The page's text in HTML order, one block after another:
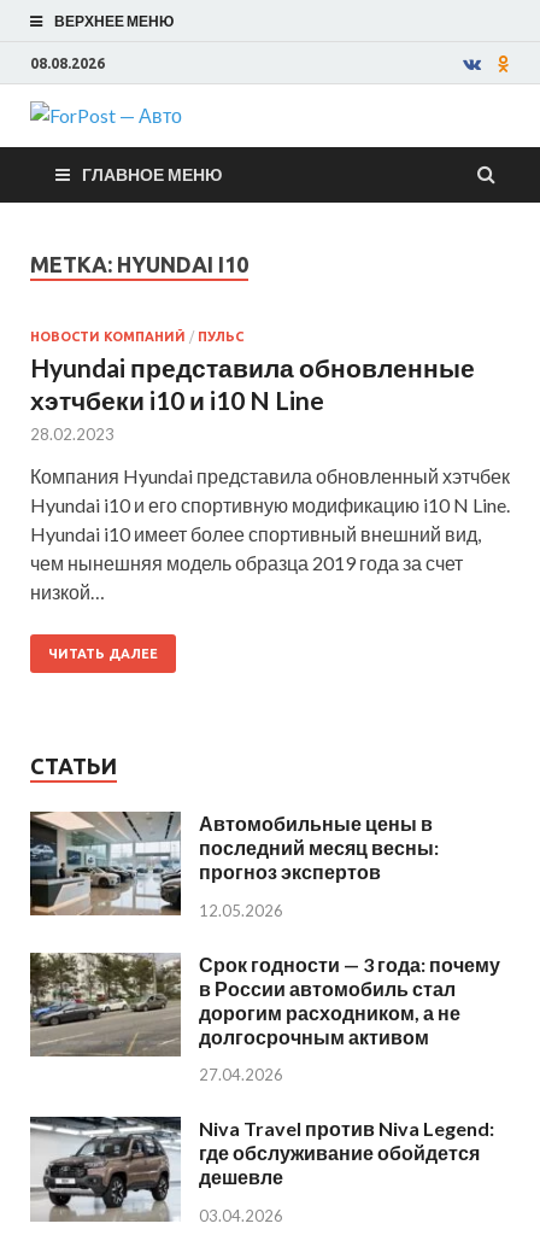
ВЕРХНЕЕ МЕНЮ
08.08.2026
ForPost —
Авто
ГЛАВНОЕ МЕНЮ
МЕТКА: HYUNDAI I10
НОВОСТИ КОМПАНИЙ / ПУЛЬС
Hyundai представила обновленные
хэтчбеки i10 и i10 N Line
28.02.2023
Компания Hyundai представила обновленный хэтчбек
Hyundai i10 и его спортивную модификацию i10 N Line.
Hyundai i10 имеет более спортивный внешний вид,
чем нынешняя модель образца 2019 года за счет
низкой…
ЧИТАТЬ ДАЛЕЕ
СТАТЬИ
Автомобильные цены в
последний месяц весны:
прогноз экспертов
12.05.2026
Срок годности — 3 года: почему
в России автомобиль стал
дорогим расходником, а не
долгосрочным активом
27.04.2026
Niva Travel против Niva Legend:
где обслуживание обойдется
дешевле
03.04.2026